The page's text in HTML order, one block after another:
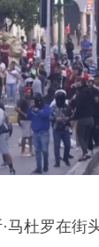
马杜罗在街